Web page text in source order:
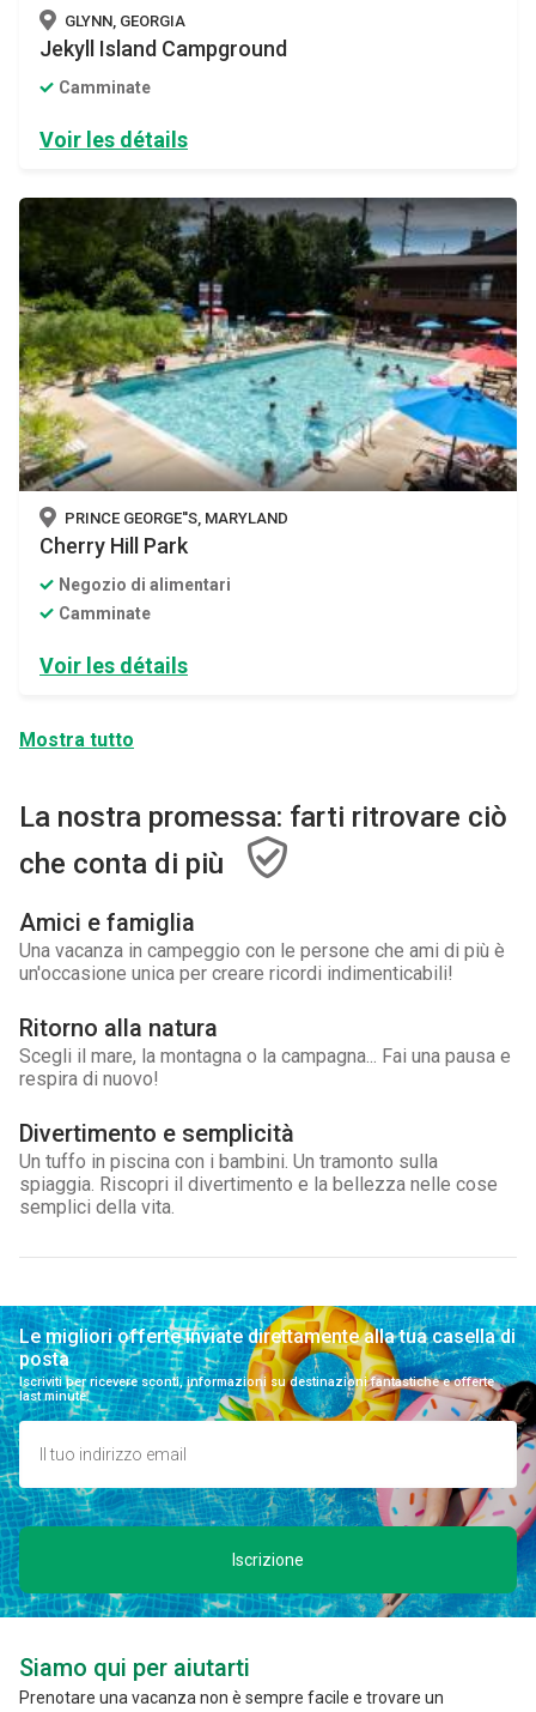
GLYNN, GEORGIA
Jekyll Island Campground
Camminate
Voir les détails
PRINCE GEORGE''S, MARYLAND
Cherry Hill Park
Negozio di alimentari
Camminate
Voir les détails
Mostra tutto
La nostra promessa: farti ritrovare ciò
che conta di più
Amici e famiglia
Una vacanza in campeggio con le persone che ami di più è
un'occasione unica per creare ricordi indimenticabili!
Ritorno alla natura
Scegli il mare, la montagna o la campagna... Fai una pausa e
respira di nuovo!
Divertimento e semplicità
Un tuffo in piscina con i bambini. Un tramonto sulla
spiaggia. Riscopri il divertimento e la bellezza nelle cose
semplici della vita.
Le migliori offerte inviate direttamente alla tua casella di
posta
Iscriviti per ricevere sconti, informazioni su destinazioni fantastiche e offerte
last minute.
Iscrizione
Siamo qui per aiutarti
Prenotare una vacanza non è sempre facile e trovare un